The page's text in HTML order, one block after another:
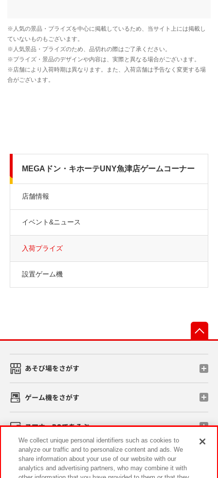
MEGAドン・キホーテUNY魚津店ゲームコーナー
店舗情報
イベント&ニュース
入荷プライズ
設置ゲーム機
あそび場をさがす
ゲーム機をさがす
スマホ・PCであそぶ
イベント・キャンペーン
We collect unique personal identifiers such as cookies to
analyze our traffic and to personalize content and ads. We
share information about your use of our website with our
analytics and advertising partners, who may combine it with